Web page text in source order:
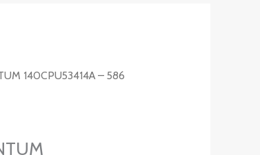
140CPU53414A – 586